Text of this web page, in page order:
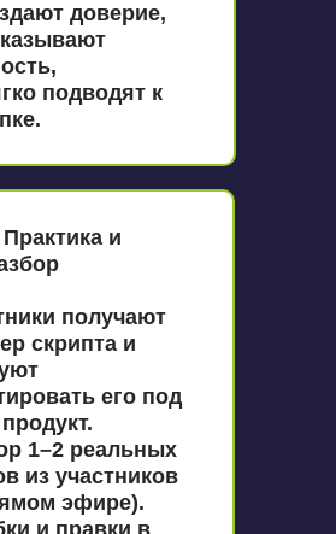
доверие,
подводят к
и
получают
скрипта и
его под
1–2 реальных
из участников
эфире).
и правки в